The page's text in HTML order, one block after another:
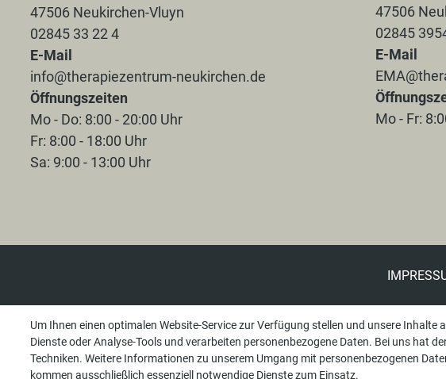
47506 Neukirchen-Vluyn
02845 33 22 4
E-Mail
info@therapiezentrum-neukirchen.de
Öffnungszeiten
Mo - Do: 8:00 - 20:00 Uhr
Fr: 8:00 - 18:00 Uhr
Sa: 9:00 - 13:00 Uhr
47506
02845
E-Mail
Mo - Fr:
Um Ihnen einen optimalen Website-Service zur Verfügung stellen und unsere
Dienste oder Analyse-Tools und verarbeiten personenbezogene Daten. Bei uns hat
Techniken. Weitere Informationen zu unserem Umgang mit personenbezogenen
kommen ausschließlich essenziell notwendige Dienste zum Einsatz.